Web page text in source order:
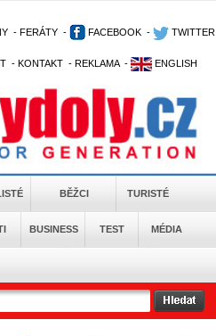
- FERÁTY - FACEBOOK - TWITTER
- KONTAKT - REKLAMA - ENGLISH
BĚŽCI TURISTÉ
BUSINESS TEST MÉDIA